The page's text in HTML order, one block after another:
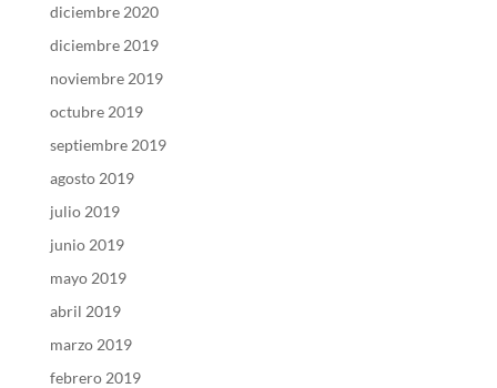
diciembre 2020
diciembre 2019
noviembre 2019
octubre 2019
septiembre 2019
agosto 2019
julio 2019
junio 2019
mayo 2019
abril 2019
marzo 2019
febrero 2019